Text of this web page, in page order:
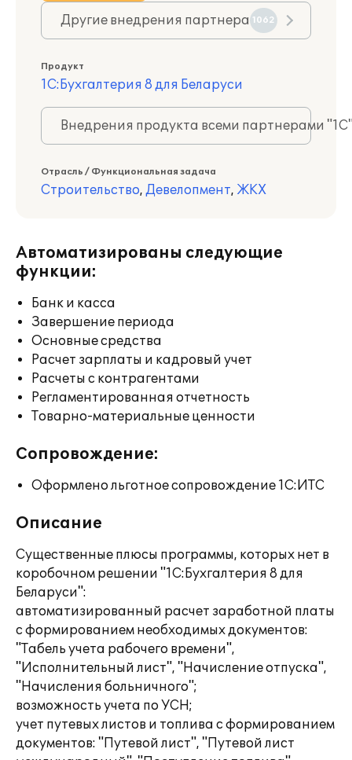
Другие внедрения партнера 1062
Продукт
1С:Бухгалтерия 8 для Беларуси
Внедрения продукта всеми партнерами
Отрасль / Функциональная задача
Строительство, Девелопмент, ЖКХ
Автоматизированы следующие
функции:
Банк и касса
Завершение периода
Основные средства
Расчет зарплаты и кадровый учет
Расчеты с контрагентами
Регламентированная отчетность
Товарно-материальные ценности
Сопровождение:
Оформлено льготное сопровождение 1С:ИТС
Описание
Существенные плюсы программы, которых нет в
коробочном решении "1С:Бухгалтерия 8 для
Беларуси":
автоматизированный расчет заработной платы
с формированием необходимых документов:
"Табель учета рабочего времени",
"Исполнительный лист", "Начисление отпуска",
"Начисления больничного";
возможность учета по УСН;
учет путевых листов и топлива с формированием
документов: "Путевой лист", "Путевой лист